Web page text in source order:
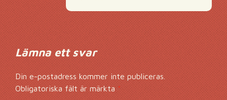
Lämna ett svar
Din e-postadress kommer inte publiceras.
Obligatoriska fält är märkta*